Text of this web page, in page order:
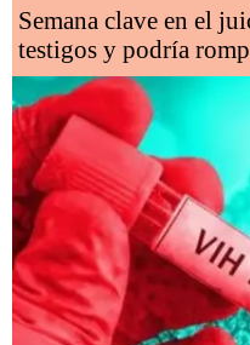
Semana clave en el
testigos y podría